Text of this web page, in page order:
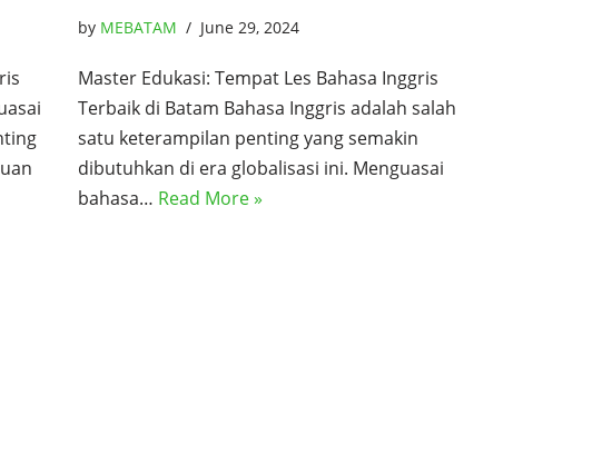
by MEBATAM June 29, 2024
Master Edukasi: Tempat Les Bahasa Inggris
Terbaik di Batam Bahasa Inggris adalah salah
satu keterampilan penting yang semakin
dibutuhkan di era globalisasi ini. Menguasai
bahasa… Read More »